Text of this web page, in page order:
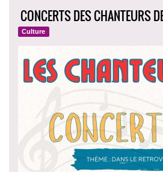
CONCERTS DES CHANTEURS
Culture